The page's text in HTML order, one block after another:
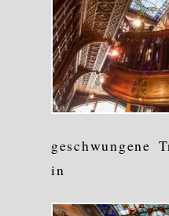
geschwungene
in